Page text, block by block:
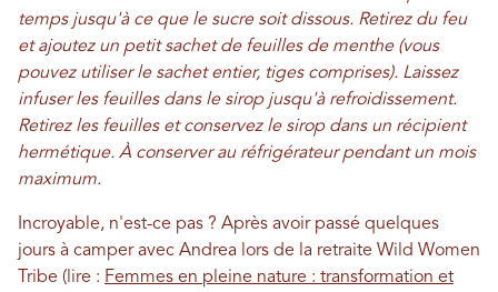
temps jusqu'à ce que le sucre soit dissous. Retirez du feu
et ajoutez un petit sachet de feuilles de menthe (vous
pouvez utiliser le sachet entier, tiges comprises). Laissez
infuser les feuilles dans le sirop jusqu'à refroidissement.
Retirez les feuilles et conservez le sirop dans un récipient
hermétique. À conserver au réfrigérateur pendant un mois
maximum.
Incroyable, n'est-ce pas ? Après avoir passé quelques
jours à camper avec Andrea lors de la retraite Wild Women
Tribe (lire : Femmes en pleine nature : transformation et